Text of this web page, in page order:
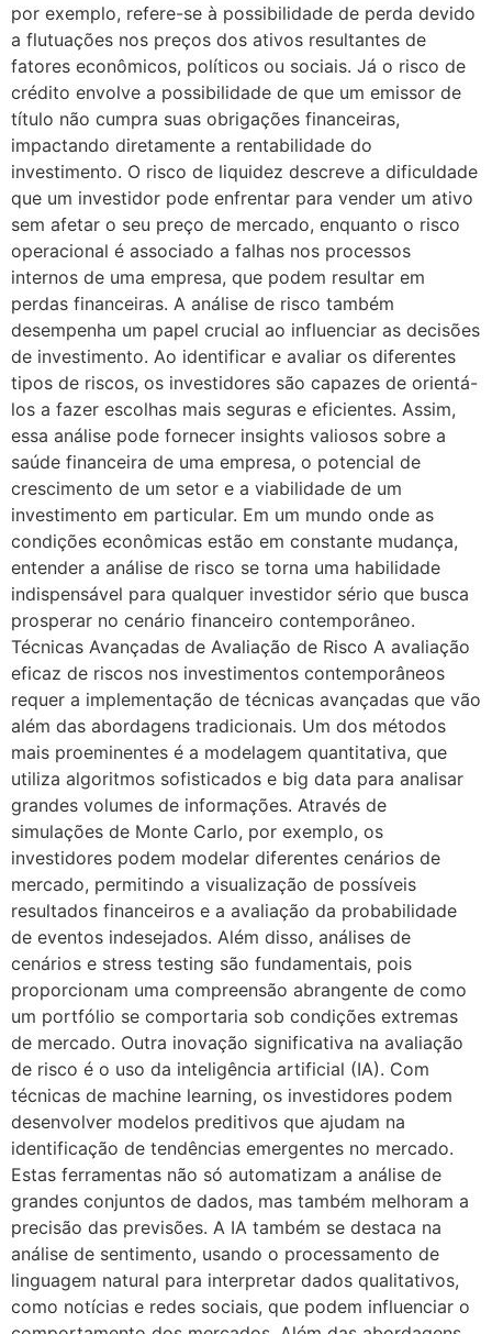
por exemplo, refere-se à possibilidade de perda devido
a flutuações nos preços dos ativos resultantes de
fatores econômicos, políticos ou sociais. Já o risco de
crédito envolve a possibilidade de que um emissor de
título não cumpra suas obrigações financeiras,
impactando diretamente a rentabilidade do
investimento. O risco de liquidez descreve a dificuldade
que um investidor pode enfrentar para vender um ativo
sem afetar o seu preço de mercado, enquanto o risco
operacional é associado a falhas nos processos
internos de uma empresa, que podem resultar em
perdas financeiras. A análise de risco também
desempenha um papel crucial ao influenciar as decisões
de investimento. Ao identificar e avaliar os diferentes
tipos de riscos, os investidores são capazes de orientá-
los a fazer escolhas mais seguras e eficientes. Assim,
essa análise pode fornecer insights valiosos sobre a
saúde financeira de uma empresa, o potencial de
crescimento de um setor e a viabilidade de um
investimento em particular. Em um mundo onde as
condições econômicas estão em constante mudança,
entender a análise de risco se torna uma habilidade
indispensável para qualquer investidor sério que busca
prosperar no cenário financeiro contemporâneo.
Técnicas Avançadas de Avaliação de Risco A avaliação
eficaz de riscos nos investimentos contemporâneos
requer a implementação de técnicas avançadas que vão
além das abordagens tradicionais. Um dos métodos
mais proeminentes é a modelagem quantitativa, que
utiliza algoritmos sofisticados e big data para analisar
grandes volumes de informações. Através de
simulações de Monte Carlo, por exemplo, os
investidores podem modelar diferentes cenários de
mercado, permitindo a visualização de possíveis
resultados financeiros e a avaliação da probabilidade
de eventos indesejados. Além disso, análises de
cenários e stress testing são fundamentais, pois
proporcionam uma compreensão abrangente de como
um portfólio se comportaria sob condições extremas
de mercado. Outra inovação significativa na avaliação
de risco é o uso da inteligência artificial (IA). Com
técnicas de machine learning, os investidores podem
desenvolver modelos preditivos que ajudam na
identificação de tendências emergentes no mercado.
Estas ferramentas não só automatizam a análise de
grandes conjuntos de dados, mas também melhoram a
precisão das previsões. A IA também se destaca na
análise de sentimento, usando o processamento de
linguagem natural para interpretar dados qualitativos,
como notícias e redes sociais, que podem influenciar o